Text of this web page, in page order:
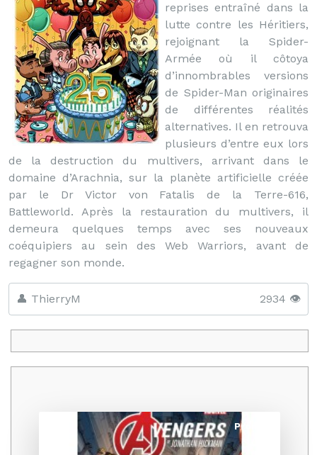
reprises entraîné dans la
lutte contre les Héritiers,
rejoignant la Spider-
Armée où il côtoya
d’innombrables versions
de Spider-Man originaires
de différentes réalités
alternatives. Il en retrouva
plusieurs d’entre eux lors
de la destruction du multivers, arrivant dans le
domaine d’Arachnia, sur la planète artificielle créée
par le Dr Victor von Fatalis de la Terre-616,
Battleworld. Après la restauration du multivers, il
demeura quelques temps avec ses nouveaux
coéquipiers au sein des Web Warriors, avant de
regagner son monde.
👤 ThierryM 2934 👁️
Promo